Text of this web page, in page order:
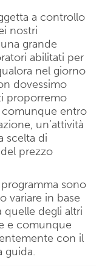
a controllo
nostri
grande
abilitati per
nel giorno
dovessimo
proporremo
entro
un’attività
scelta di
prezzo
sono
variare in base
quelle degli altri
e comunque
con il
guida.